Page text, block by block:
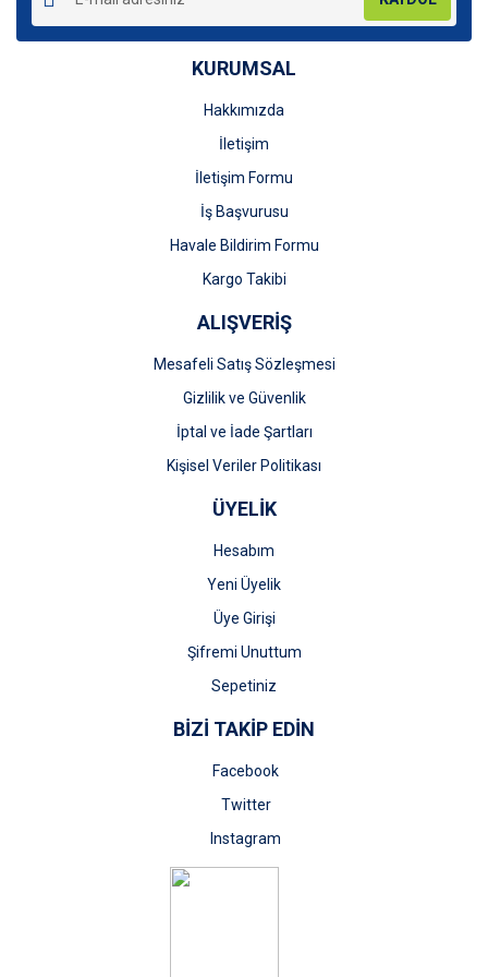
KURUMSAL
Hakkımızda
İletişim
İletişim Formu
İş Başvurusu
Havale Bildirim Formu
Kargo Takibi
ALIŞVERİŞ
Mesafeli Satış Sözleşmesi
Gizlilik ve Güvenlik
İptal ve İade Şartları
Kişisel Veriler Politikası
ÜYELİK
Hesabım
Yeni Üyelik
Üye Girişi
Şifremi Unuttum
Sepetiniz
BİZİ TAKİP EDİN
Facebook
Twitter
Instagram